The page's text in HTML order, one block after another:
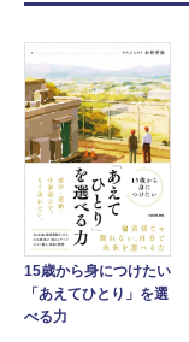
15歳から身につけたい
「あえてひとり」を選
べる力